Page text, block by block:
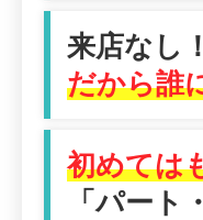
来店なし
だから誰
初めては
「パー